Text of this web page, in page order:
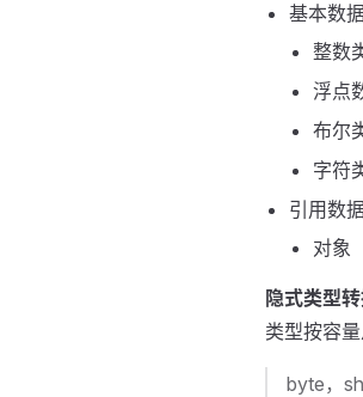
基本数
整数
浮点
布尔
字符
引用数
对象
隐式类型
类型按容
byte，